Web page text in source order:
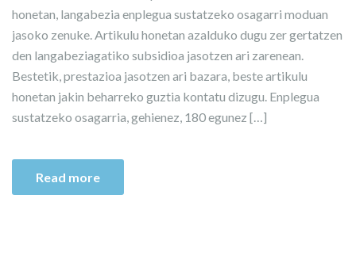
honetan, langabezia enplegua sustatzeko osagarri moduan
jasoko zenuke. Artikulu honetan azalduko dugu zer gertatzen
den langabeziagatiko subsidioa jasotzen ari zarenean.
Bestetik, prestazioa jasotzen ari bazara, beste artikulu
honetan jakin beharreko guztia kontatu dizugu. Enplegua
sustatzeko osagarria, gehienez, 180 egunez […]
Read more